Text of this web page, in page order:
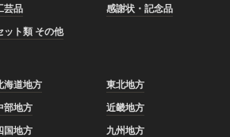
芸品
感謝状・記念品
ット類 その他
海道地方
東北地方
部地方
近畿地方
国地方 九州地方